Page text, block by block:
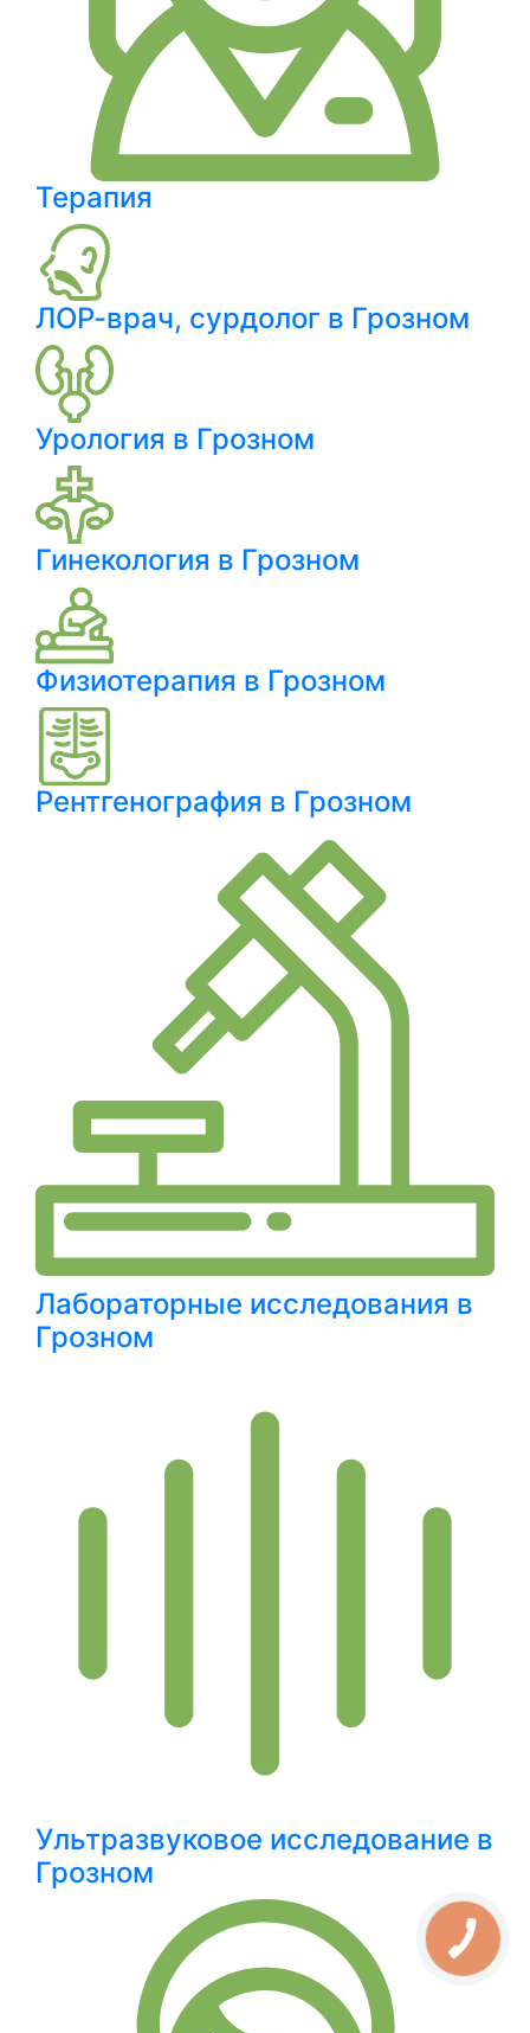
Терапия
ЛОР-врач, сурдолог в Грозном
Урология в Грозном
Гинекология в Грозном
Физиотерапия в Грозном
Рентгенография в Грозном
Лабораторные исследования в
Грозном
Ультразвуковое исследование в
Грозном